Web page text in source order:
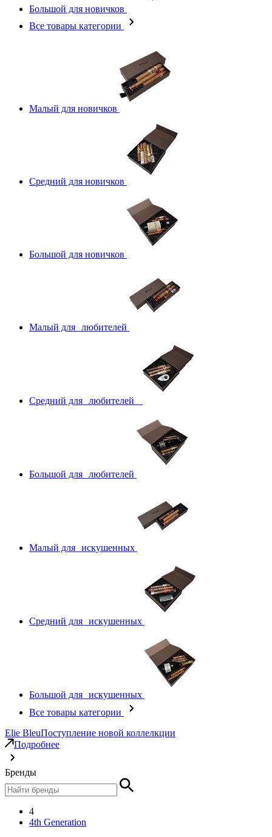
Большой для новичков
Все товары категории
Малый для новичков
Средний для новичков
Большой для новичков
Малый для любителей
Средний для любителей
Большой для любителей
Малый для искушенных
Средний для искушенных
Большой для искушенных
Все товары категории
Elie BleuПоступление новой коллелкции
Подробнее
Бренды
4
4th Generation